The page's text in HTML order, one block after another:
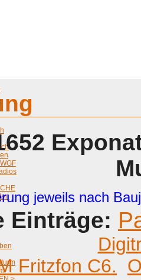
jeweils nach
Einträge:
Fritzfon C6.